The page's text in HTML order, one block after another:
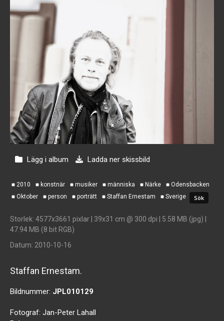
Lägg i album Ladda ner skissbild
2010 konstnär musiker människa Närke
Odensbacken
Oktober
person porträtt Staffan Ernestam Sverige
Storlek: 4577x3661 pixlar | 39x31 cm @ 300 dpi | 5.58 MB (jpg) |
47.94 MB (8 bit RGB)
Datum: 2010-10-16
Staffan Ernestam.
Bildnummer: JPL010129
Fotograf: Jan-Peter Lahall